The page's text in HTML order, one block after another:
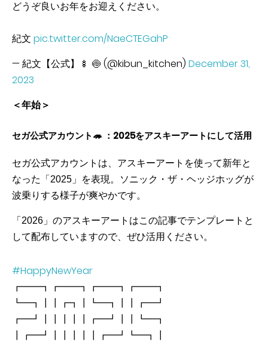
どうぞ良いお年をお迎えください。
紀文 pic.twitter.com/NaeCTEGahP
— 紀文【公式】🍢 🍥 (@kibun_kitchen) December 31,
2023
＜年始＞
セガ公式アカウント🦔 ：2025をアスキーアートにして活用
セガ公式アカウントは、アスキーアートを使って新年と
なった「2025」を表現。ソニック・ザ・ヘッジホッグが
波乗りする様子が爽やかです。
「2026」のアスキーアートはこの記事でテンプレートと
して配布していますので、ぜひ活用ください。
#HappyNewYear
┏━━┓┏━━┓┏━━┓┏━━┓
┗━┓┃┃┏┓┃┗━┓┃┃┏━┛
┏━┛┃┃┃┃┃┏━┛┃┃┗━┓
┃┏━┛┃┃┃┃┃┏━┛┗━┓┃